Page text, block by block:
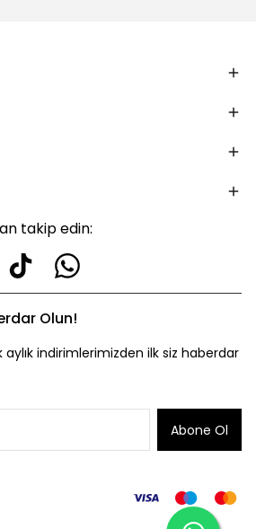
takip edin:
Olun!
indirimlerimizden ilk siz haberdar
Abone Ol